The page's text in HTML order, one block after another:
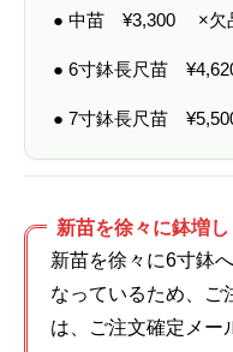
0
● 中苗 ¥3,300 ×欠
● 6寸鉢長尺苗 ¥
● 7寸鉢長尺苗 ¥
新苗を徐々に鉢増
新苗を徐々に6寸鉢
なっているため、ご
は、ご注文確定メー